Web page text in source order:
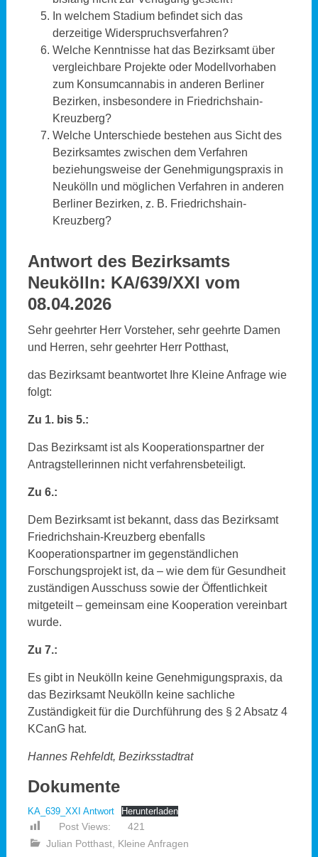
In welchem Stadium befindet sich das
derzeitige Widerspruchsverfahren?
Welche Kenntnisse hat das Bezirksamt über
vergleichbare Projekte oder Modellvorhaben
zum Konsumcannabis in anderen Berliner
Bezirken, insbesondere in Friedrichshain-
Kreuzberg?
Welche Unterschiede bestehen aus Sicht des
Bezirksamtes zwischen dem Verfahren
beziehungsweise der Genehmigungspraxis in
Neukölln und möglichen Verfahren in anderen
Berliner Bezirken, z. B. Friedrichshain-
Kreuzberg?
Antwort des Bezirksamts
Neukölln: KA/639/XXI vom
08.04.2026
Sehr geehrter Herr Vorsteher, sehr geehrte Damen
und Herren, sehr geehrter Herr Potthast,
das Bezirksamt beantwortet Ihre Kleine Anfrage wie
folgt:
Zu 1. bis 5.:
Das Bezirksamt ist als Kooperationspartner der
Antragstellerinnen nicht verfahrensbeteiligt.
Zu 6.:
Dem Bezirksamt ist bekannt, dass das Bezirksamt
Friedrichshain-Kreuzberg ebenfalls
Kooperationspartner im gegenständlichen
Forschungsprojekt ist, da – wie dem für Gesundheit
zuständigen Ausschuss sowie der Öffentlichkeit
mitgeteilt – gemeinsam eine Kooperation vereinbart
wurde.
Zu 7.:
Es gibt in Neukölln keine Genehmigungspraxis, da
das Bezirksamt Neukölln keine sachliche
Zuständigkeit für die Durchführung des § 2 Absatz 4
KCanG hat.
Hannes Rehfeldt, Bezirksstadtrat
Dokumente
KA_639_XXI Antwort Herunterladen
Post Views:
421
Julian Potthast, Kleine Anfragen